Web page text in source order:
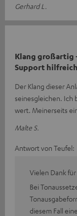
Gerhard L.
Klang großartig
Support hilfreich
Der Klang dieser
seinesgleichen. Ich
wert. Meinerseits
Malte S.
Antwort von Teufel:
Vielen Dank
Bei
diesem Fall